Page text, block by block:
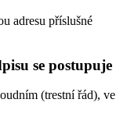
adresu příslušné
se postupuje
(trestní řád), ve